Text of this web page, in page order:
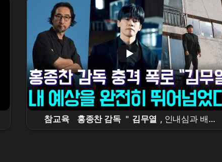
참교육 홍종찬 감독 " 김무열 , 인내심과 배려
로 신인까지 빛나게 했다"…공개 3일 만에 글로벌 1